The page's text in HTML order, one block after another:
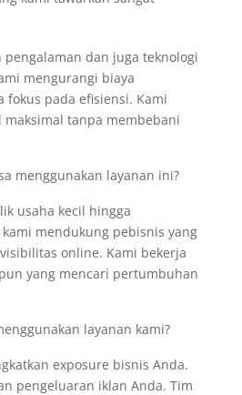
pengalaman dan juga teknologi
mengurangi biaya
fokus pada efisiensi. Kami
maksimal tanpa membebani
menggunakan layanan ini?
usaha kecil hingga
mendukung pebisnis yang
online. Kami bekerja
yang mencari pertumbuhan
layanan kami?
exposure bisnis Anda.
pengeluaran iklan Anda. Tim